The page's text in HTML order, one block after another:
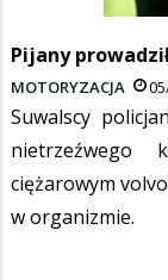
Pijany
MOTORYZACJA
Suwalscy
nietrzeźwego
ciężarowym
w organizmie.